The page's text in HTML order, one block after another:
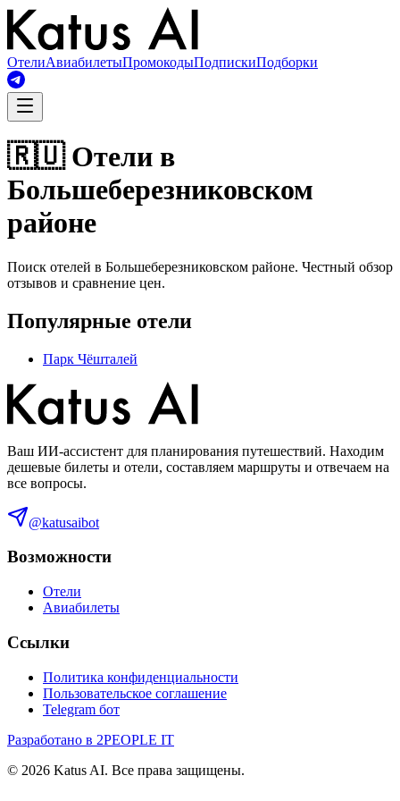
ОтелиАвиабилетыПромокодыПодпискиПодборки
🇷🇺 Отели в
Большеберезниковском
районе
Поиск отелей в Большеберезниковском районе. Честный обзор
отзывов и сравнение цен.
Популярные отели
Парк Чёшталей
Ваш ИИ-ассистент для планирования путешествий. Находим
дешевые билеты и отели, составляем маршруты и отвечаем на
все вопросы.
@katusaibot
Возможности
Отели
Авиабилеты
Ссылки
Политика конфиденциальности
Пользовательское соглашение
Telegram бот
Разработано в 2PEOPLE IT
© 2026 Katus AI. Все права защищены.